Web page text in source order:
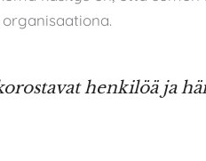
henkilöä ja